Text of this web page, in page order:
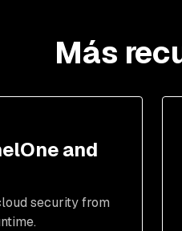
Más
and
security from